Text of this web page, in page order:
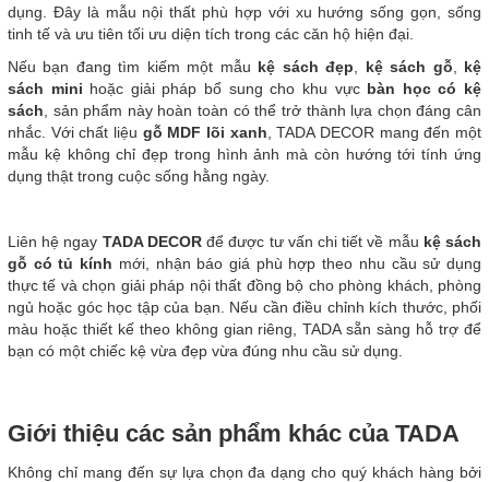
dụng. Đây là mẫu nội thất phù hợp với xu hướng sống gọn, sống
tinh tế và ưu tiên tối ưu diện tích trong các căn hộ hiện đại.
Nếu bạn đang tìm kiếm một mẫu kệ sách đẹp kệ sách gỗ
kệ
sách mini hoặc giải pháp bổ sung cho khu vực bàn học có kệ
sách , sản phẩm này hoàn toàn có thể trở thành lựa chọn đáng cân
nhắc. Với chất liệu gỗ MDF lõi xanh , TADA DECOR mang đến một
mẫu kệ không chỉ đẹp trong hình ảnh mà còn hướng tới tính ứng
dụng thật trong cuộc sống hằng ngày.
Liên hệ ngay TADA DECORđể được tư vấn chi tiết về mẫu kệ sách
gỗ có tủ kính mới, nhận báo giá phù hợp theo nhu cầu sử dụng
thực tế và chọn giải pháp nội thất đồng bộ cho phòng khách, phòng
ngủ hoặc góc học tập của bạn. Nếu cần điều chỉnh kích thước, phối
màu hoặc thiết kế theo không gian riêng, TADA sẵn sàng hỗ trợ để
bạn có một chiếc kệ vừa đẹp vừa đúng nhu cầu sử dụng.
Giới thiệu các sản phẩm khác của TADA
Không chỉ mang đến sự lựa chọn đa dạng cho quý khách hàng bởi